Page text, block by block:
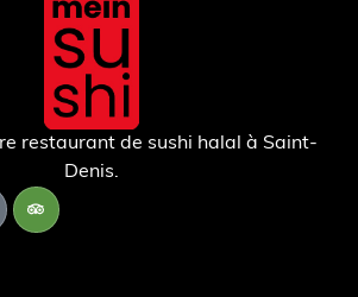
restaurant de sushi halal à Saint-
Denis.